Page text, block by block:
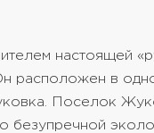
настоящей
расположен в
Поселок
безупречной